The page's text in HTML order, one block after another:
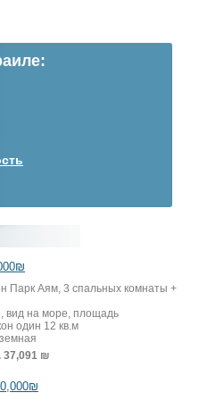
Парк Аям, 3 спальных комнаты +
вид на море, площадь
один 12 кв.м
37,091 ₪